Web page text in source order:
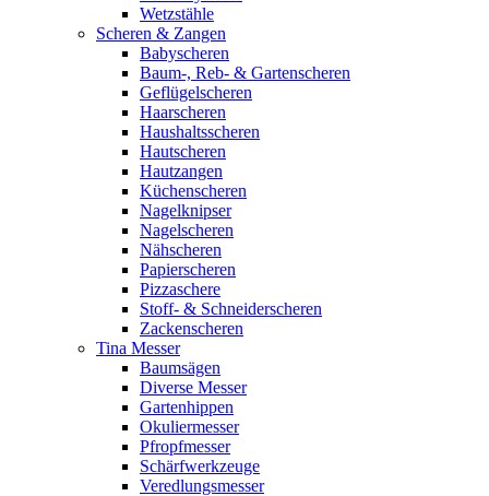
Wetzstähle
Scheren & Zangen
Babyscheren
Baum-, Reb- & Gartenscheren
Geflügelscheren
Haarscheren
Haushaltsscheren
Hautscheren
Hautzangen
Küchenscheren
Nagelknipser
Nagelscheren
Nähscheren
Papierscheren
Pizzaschere
Stoff- & Schneiderscheren
Zackenscheren
Tina Messer
Baumsägen
Diverse Messer
Gartenhippen
Okuliermesser
Pfropfmesser
Schärfwerkzeuge
Veredlungsmesser